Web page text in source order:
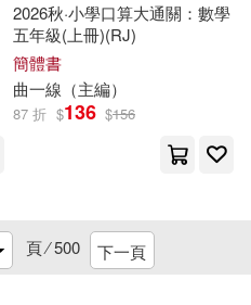
2026秋·小學口算大通關：數學
五年級(上冊)(RJ)
簡體書
曲一線（主編）
87 折 $136 $156
頁 ⁄500 下一頁